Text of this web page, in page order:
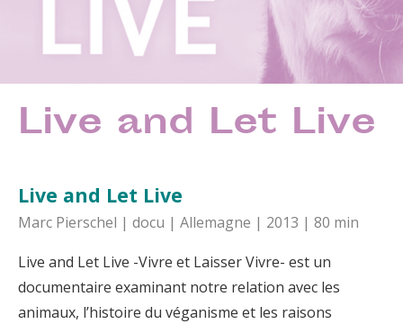
Live and Let Live
Live and Let Live
Marc Pierschel | docu | Allemagne | 2013 | 80 min
Live and Let Live -Vivre et Laisser Vivre- est un
documentaire examinant notre relation avec les
animaux, l’histoire du véganisme et les raisons